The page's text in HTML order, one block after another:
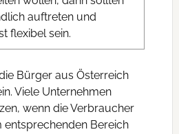
auftreten und
flexibel sein.
Bürger aus Österreich
Viele Unternehmen
wenn die Verbraucher
entsprechenden Bereich